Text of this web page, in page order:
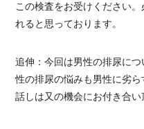
この検査をお受けください
れると思っております。
追伸：今回は男性の排尿に
性の排尿の悩みも男性に劣
話しは又の機会にお付き合い